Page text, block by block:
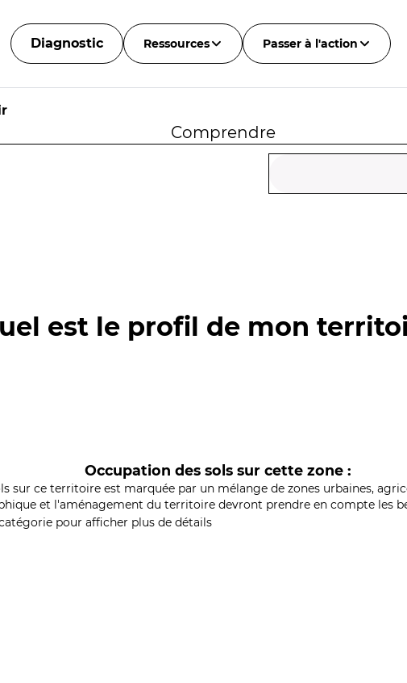
Diagnostic Ressources Passer à l'action
Comprendre
est le profil de mon
Occupation des sols sur cette zone :
sur ce territoire est marquée par un mélange de zones urbaines,
et l'aménagement du territoire devront prendre en compte les
pour afficher plus de détails